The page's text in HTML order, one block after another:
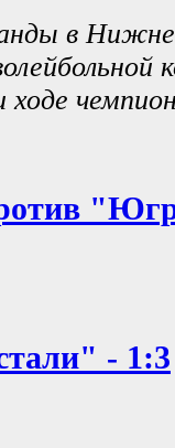
в
ходе
- 1:3